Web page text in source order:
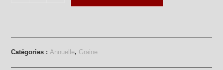
Goldrush
Catégories :Annuelle, Graine